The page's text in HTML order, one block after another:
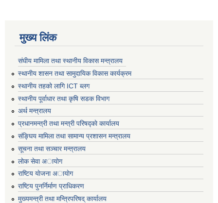
मुख्य लिंक
संघीय मामिला तथा स्थानीय विकास मन्त्रालय
स्थानीय शासन तथा सामुदायिक विकास कार्यक्रम
स्थानीय तहको लागि ICT ब्लग
स्थानीय पूर्वाधार तथा कृषि सडक विभाग
अर्थ मन्त्रालय
प्रधानमन्त्री तथा मन्त्री परिषद्काे कार्यालय
संङ्घिय मामिला तथा सामान्य प्रशासन मन्त्रालय
सूचना तथा सञ्चार मन्त्रालय
लाेक सेवा अायाेग
राष्टिय याेजना अायाेग
राष्टिय पुनर्निर्माण प्राधिकरण
मुख्यमन्त्री तथा मन्त्रिपरिषद् कार्यालय